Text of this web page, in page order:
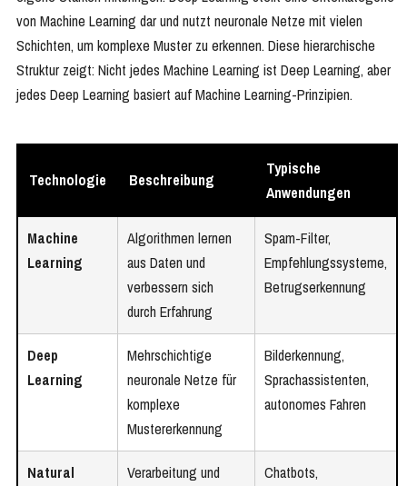
von Machine Learning dar und nutzt neuronale Netze mit vielen
Schichten, um komplexe Muster zu erkennen. Diese hierarchische
Struktur zeigt: Nicht jedes Machine Learning ist Deep Learning, aber
jedes Deep Learning basiert auf Machine Learning-Prinzipien.
Technologie Beschreibung
Typische
Anwendungen
Machine
Learning
Algorithmen lernen
aus Daten und
verbessern sich
durch Erfahrung
Spam-Filter,
Empfehlungssysteme,
Betrugserkennung
Deep
Learning
Mehrschichtige
neuronale Netze für
komplexe
Mustererkennung
Bilderkennung,
Sprachassistenten,
autonomes Fahren
Natural
Verarbeitung und
Chatbots,